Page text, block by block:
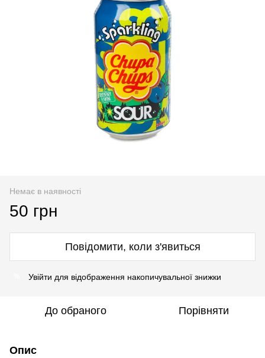
Немає в наявності
50 грн
Повідомити, коли з'явиться
Увійти для відображення накопичувальної знижки
До обраного Порівняти
Опис